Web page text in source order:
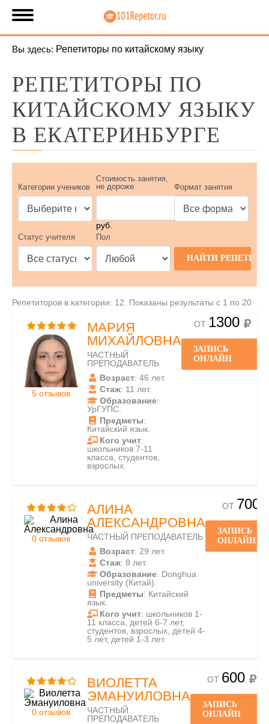
Вы здесь: Репетиторы по китайскому языку
РЕПЕТИТОРЫ ПО
КИТАЙСКОМУ ЯЗЫКУ
В ЕКАТЕРИНБУРГЕ
Категории учеников
Стоимость занятия,
не дороже
руб.
Формат занятия
Статус учителя Пол
Репетиторов в категории: 12. Показаны результаты с 1 по 20
5 отзывов
МАРИЯ
МИХАЙЛОВНА
ЧАСТНЫЙ
ПРЕПОДАВАТЕЛЬ
Возраст: 46 лет.
Стаж: 11 лет.
Образование:
УрГУПС.
Предметы:
Китайский язык.
Кого учит:
школьников 7-11
класса, студентов,
взрослых.
ОТ 1300
ЗАПИСЬ
ОНЛАЙН
0 отзывов
АЛИНА
АЛЕКСАНДРОВНА
ЧАСТНЫЙ ПРЕПОДАВАТЕЛЬ
Возраст: 29 лет.
Стаж: 8 лет.
Образование: Donghua
university (Китай).
Предметы: Китайский
язык.
Кого учит: школьников 1-
11 класса, детей 6-7 лет,
студентов, взрослых, детей 4-
5 лет, детей 1-3 лет.
ОТ 700
ЗАПИСЬ
ОНЛАЙН
0 отзывов
ВИОЛЕТТА
ЭМАНУИЛОВНА
ЧАСТНЫЙ
ПРЕПОДАВАТЕЛЬ
ОТ 600
ЗАПИСЬ
ОНЛАЙН